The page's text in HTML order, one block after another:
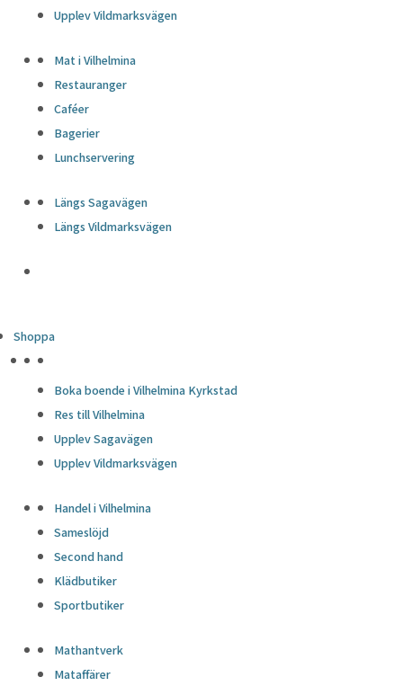
Upplev Vildmarksvägen
Mat i Vilhelmina
Restauranger
Caféer
Bagerier
Lunchservering
Längs Sagavägen
Längs Vildmarksvägen
Shoppa
Boka boende i Vilhelmina Kyrkstad
Res till Vilhelmina
Upplev Sagavägen
Upplev Vildmarksvägen
Handel i Vilhelmina
Sameslöjd
Second hand
Klädbutiker
Sportbutiker
Mathantverk
Mataffärer